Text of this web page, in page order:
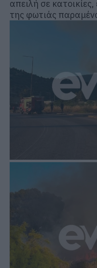
απειλή σε
της φωτιάς